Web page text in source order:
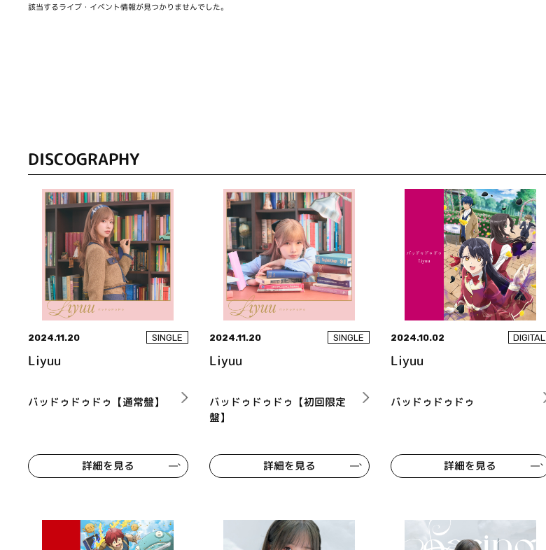
該当するライブ・イベント情報が見つかりませんでした。
DISCOGRAPHY
2024.11.20 SINGLE
Liyuu
バッドゥドゥドゥ【通常盤】
詳細を見る
2024.11.20 SINGLE
Liyuu
バッドゥドゥドゥ【初回限定
盤】
詳細を見る
2024.10.02 DIGITAL
Liyuu
バッドゥドゥドゥ
詳細を見る